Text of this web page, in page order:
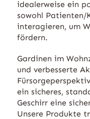
idealerweise ein
sowohl Patienten/
interagieren, um
fördern.
Gardinen im
und verbesserte
ein sicheres,
Geschirr eine
Unsere Produkte